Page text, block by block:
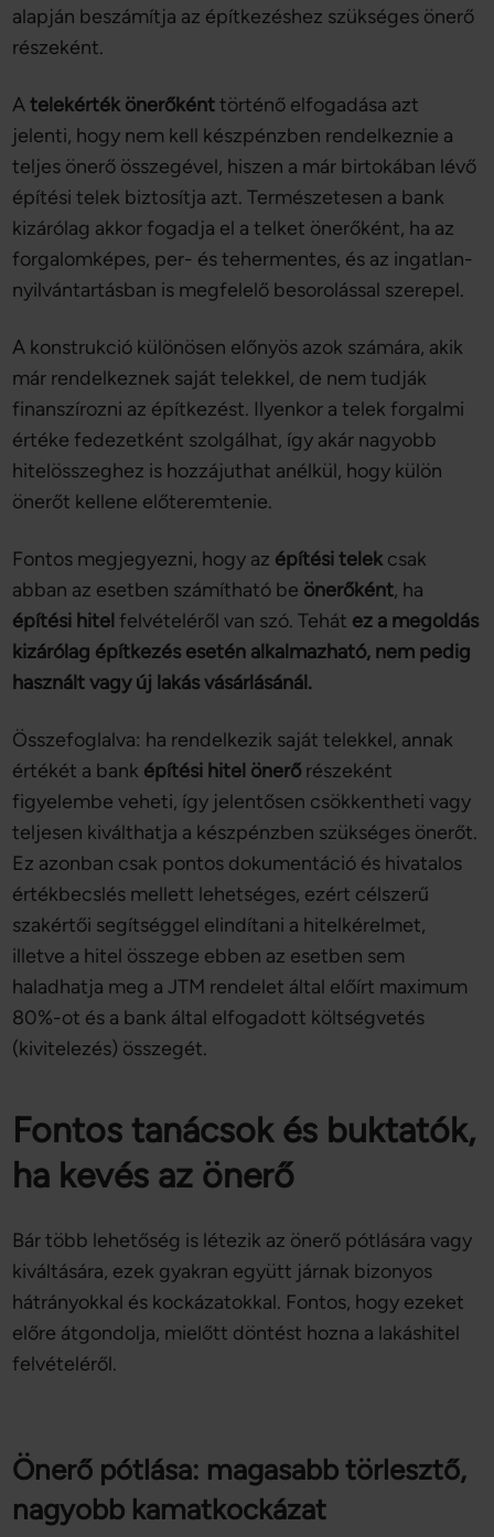
alapján beszámítja az építkezéshez szükséges önerő
részeként.
Atelekérték önerőkénttörténő elfogadása azt
jelenti, hogy nem kell készpénzben rendelkeznie a
teljes önerő összegével, hiszen a már birtokában lévő
építési telek biztosítja azt. Természetesen a bank
kizárólag akkor fogadja el a telket önerőként, ha az
forgalomképes, per- és tehermentes, és az ingatlan-
nyilvántartásban is megfelelő besorolással szerepel.
A konstrukció különösen előnyös azok számára, akik
már rendelkeznek saját telekkel, de nem tudják
finanszírozni az építkezést. Ilyenkor a telek forgalmi
értéke fedezetként szolgálhat, így akár nagyobb
hitelösszeghez is hozzájuthat anélkül, hogy külön
önerőt kellene előteremtenie.
Fontos megjegyezni, hogy az építési telekcsak
abban az esetben számítható be önerőként, ha
építési hitel felvételéről van szó. Tehát ez a megoldás
kizárólag építkezés esetén alkalmazható, nem pedig
használt vagy új lakás vásárlásánál.
Összefoglalva: ha rendelkezik saját telekkel, annak
értékét a bank építési hitel önerő részeként
figyelembe veheti, így jelentősen csökkentheti vagy
teljesen kiválthatja a készpénzben szükséges önerőt.
Ez azonban csak pontos dokumentáció és hivatalos
értékbecslés mellett lehetséges, ezért célszerű
szakértői segítséggel elindítani a hitelkérelmet,
illetve a hitel összege ebben az esetben sem
haladhatja meg a JTM rendelet által előírt maximum
80%-ot és a bank által elfogadott költségvetés
(kivitelezés) összegét.
Fontos tanácsok és buktatók,
ha kevés az önerő
Bár több lehetőség is létezik az önerő pótlására vagy
kiváltására, ezek gyakran együtt járnak bizonyos
hátrányokkal és kockázatokkal. Fontos, hogy ezeket
előre átgondolja, mielőtt döntést hozna a lakáshitel
felvételéről.
Önerő pótlása: magasabb törlesztő,
nagyobb kamatkockázat